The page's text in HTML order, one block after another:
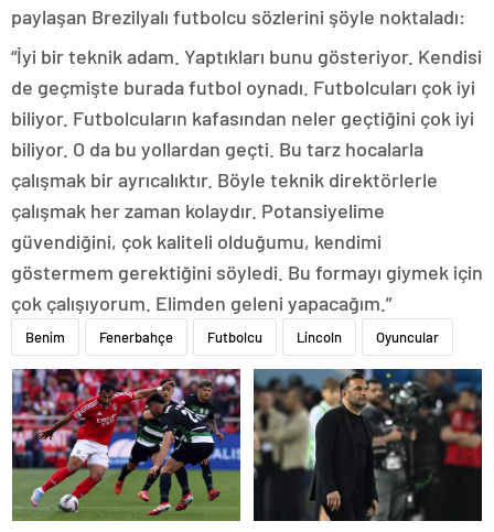
paylaşan Brezilyalı futbolcu sözlerini şöyle noktaladı:
“İyi bir teknik adam. Yaptıkları bunu gösteriyor. Kendisi
de geçmişte burada futbol oynadı. Futbolcuları çok iyi
biliyor. Futbolcuların kafasından neler geçtiğini çok iyi
biliyor. O da bu yollardan geçti. Bu tarz hocalarla
çalışmak bir ayrıcalıktır. Böyle teknik direktörlerle
çalışmak her zaman kolaydır. Potansiyelime
güvendiğini, çok kaliteli olduğumu, kendimi
göstermem gerektiğini söyledi. Bu formayı giymek için
çok çalışıyorum. Elimden geleni yapacağım.”
Benim Fenerbahçe Futbolcu Lincoln Oyuncular